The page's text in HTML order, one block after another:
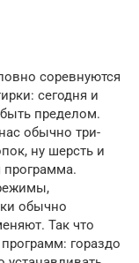
соревнуются
сегодня и
пределом.
обычно три-
ну шерсть и
программа.
обычно
Так что
гораздо